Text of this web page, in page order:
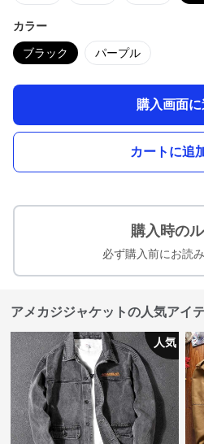
カラー
ブラック パープル
購入画面
カートに追
購入時の
必ず購入前にお読
アメカジジャケットの人気アイ
人気